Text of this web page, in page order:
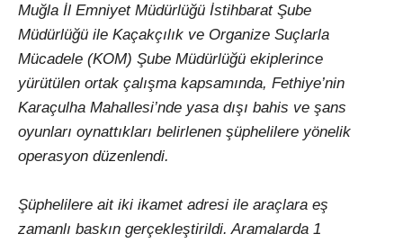
Muğla İl Emniyet Müdürlüğü İstihbarat Şube
Müdürlüğü ile Kaçakçılık ve Organize Suçlarla
Mücadele (KOM) Şube Müdürlüğü ekiplerince
yürütülen ortak çalışma kapsamında, Fethiye’nin
Karaçulha Mahallesi’nde yasa dışı bahis ve şans
oyunları oynattıkları belirlenen şüphelilere yönelik
operasyon düzenlendi.
Şüphelilere ait iki ikamet adresi ile araçlara eş
zamanlı baskın gerçekleştirildi. Aramalarda 1